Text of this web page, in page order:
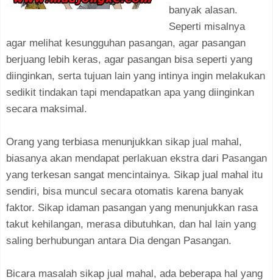
banyak alasan.
Seperti misalnya
agar melihat kesungguhan pasangan, agar pasangan
berjuang lebih keras, agar pasangan bisa seperti yang
diinginkan, serta tujuan lain yang intinya ingin melakukan
sedikit tindakan tapi mendapatkan apa yang diinginkan
secara maksimal.
Orang yang terbiasa menunjukkan sikap jual mahal,
biasanya akan mendapat perlakuan ekstra dari Pasangan
yang terkesan sangat mencintainya. Sikap jual mahal itu
sendiri, bisa muncul secara otomatis karena banyak
faktor. Sikap idaman pasangan yang menunjukkan rasa
takut kehilangan, merasa dibutuhkan, dan hal lain yang
saling berhubungan antara Dia dengan Pasangan.
Bicara masalah sikap jual mahal, ada beberapa hal yang